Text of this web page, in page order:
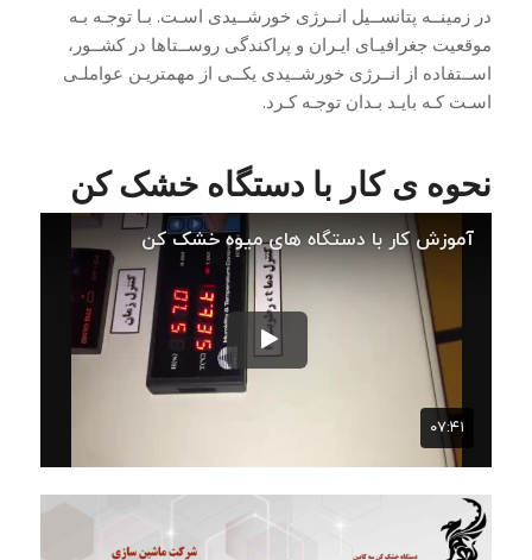
در زمینــه پتانســیل انــرژی خورشــیدی اسـت. بـا توجـه بـه
موقعیت جغرافیـای ایـران و پراکندگی روســتاها در کشــور،
اســتفاده از انــرژی خورشــیدی یکــی از مهمتریـن عواملـی
اسـت کـه بایـد بـدان توجـه کـرد.
نحوه ی کار با دستگاه خشک کن